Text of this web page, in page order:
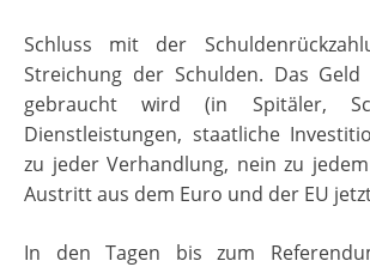
Schluss mit der
Streichung der Schulden. Das
gebraucht wird (in Spitäler,
Dienstleistungen, staatliche
zu jeder Verhandlung, nein zu jedem
Austritt aus dem Euro und der EU
In den Tagen bis zum